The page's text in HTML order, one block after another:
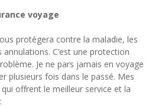
voyage
protégera contre la maladie, les
C’est une protection
Je ne pars jamais en voyage
plusieurs fois dans le passé. Mes
offrent le meilleur service et la